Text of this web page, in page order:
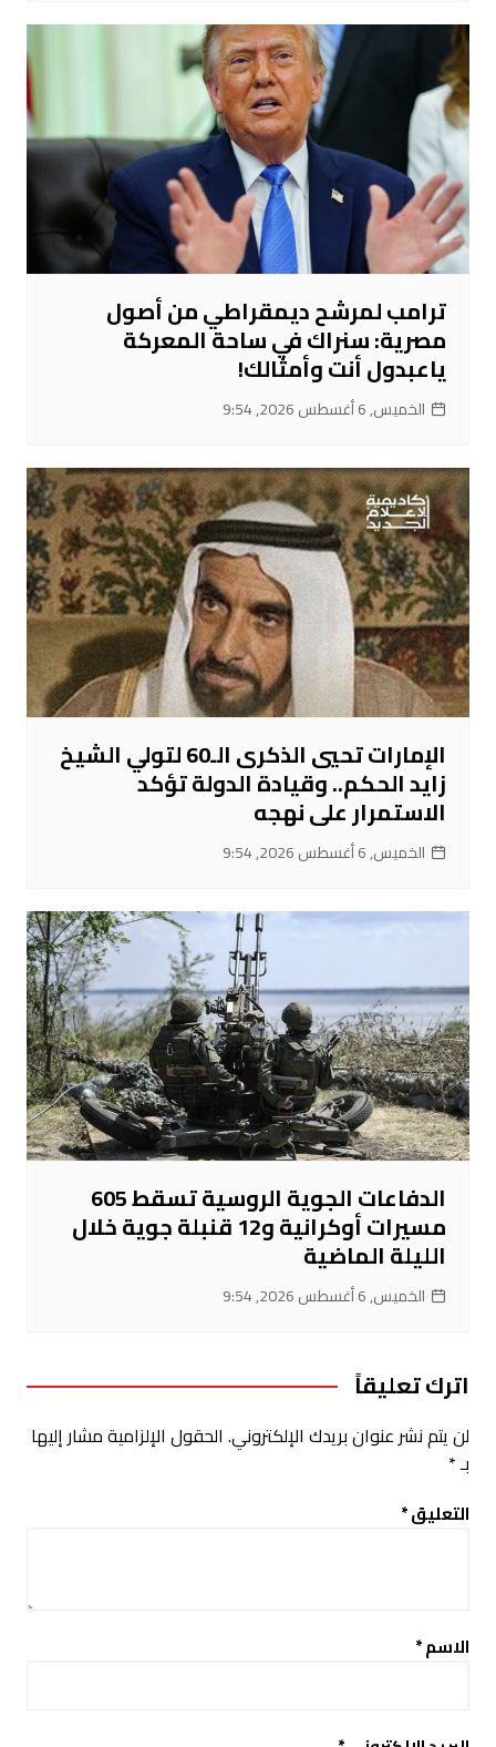
ترامب لمرشح ديمقراطي من أصول
مصرية: سنراك في ساحة المعركة
ياعبدول أنت وأمثالك!
الخميس, 6 أغسطس 2026, 9:54
الإمارات تحيي الذكرى الـ60 لتولي الشيخ
زايد الحكم.. وقيادة الدولة تؤكد
الاستمرار على نهجه
الخميس, 6 أغسطس 2026, 9:54
الدفاعات الجوية الروسية تسقط 605
مسيرات أوكرانية و12 قنبلة جوية خلال
الليلة الماضية
الخميس, 6 أغسطس 2026, 9:54
اترك تعليقاً
لن يتم نشر عنوان بريدك الإلكتروني. الحقول الإلزامية مشار إليها
بـ*
التعليق*
الاسم*